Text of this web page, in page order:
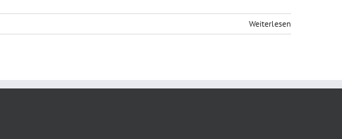
Weiterlesen